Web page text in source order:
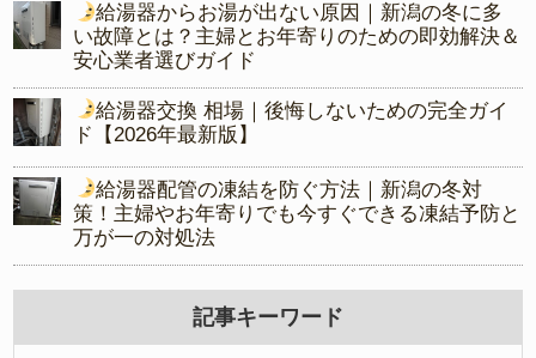
給湯器からお湯が出ない原因｜新潟の冬に多
い故障とは？主婦とお年寄りのための即効解決＆
安心業者選びガイド
給湯器交換 相場｜後悔しないための完全ガイ
ド【2026年最新版】
給湯器配管の凍結を防ぐ方法｜新潟の冬対
策！主婦やお年寄りでも今すぐできる凍結予防と
万が一の対処法
記事キーワード